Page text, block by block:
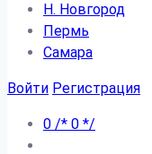
Н. Новгород
Пермь
Самара
Войти Регистрация
0 /* 0 */